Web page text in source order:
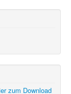
zum Download